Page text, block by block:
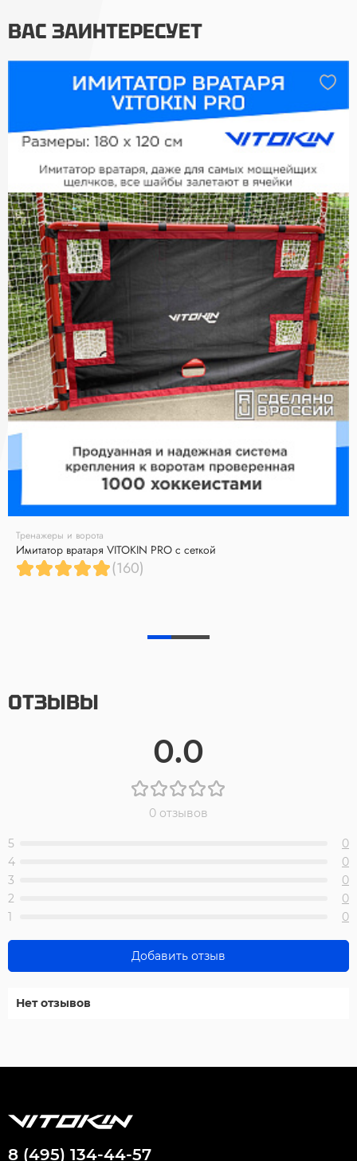
ВАС ЗАИНТЕРЕСУЕТ
Тренажеры и ворота
Имитатор вратаря VITOKIN PRO с сеткой
(160)
ОТЗЫВЫ
0.0
0 отзывов
5
0
4
0
3
0
2
0
1
0
Добавить отзыв
Нет отзывов
8 (495) 134-44-57